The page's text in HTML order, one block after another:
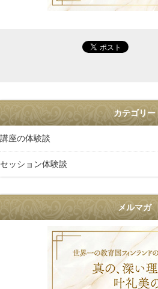
カテゴリー
講座の体験談
セッション体験談
メルマガ